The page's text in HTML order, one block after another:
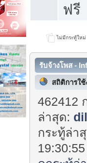
ฟรี
ไม่มีกระทู้ใหม่
รับจ้างโพส -
สถิติการใ
462412
ล่าสุด:
กระทู้ล่า